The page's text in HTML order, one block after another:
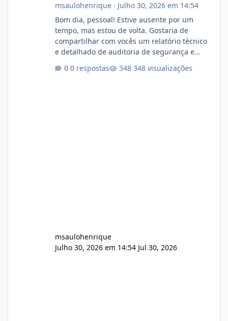
msaulohenrique· Julho 30, 2026 em 14:54
Bom dia, pessoal! Estive ausente por um
tempo, mas estou de volta. Gostaria de
compartilhar com vocês um relatório técnico
e detalhado de auditoria de segurança e
atualmente em circulação e comercialização
0 respostas 348 visualizações
msaulohenrique
Julho 30, 2026 em 14:54 Jul 30, 2026